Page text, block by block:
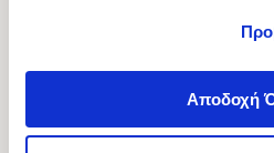
Αποδοχή
Ασκληπιού 1-3,
Δευτέρα -